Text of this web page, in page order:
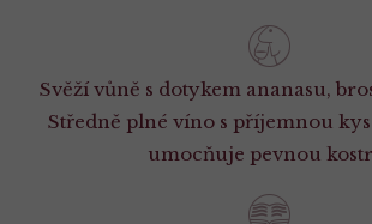
Svěží vůně s dotykem ananasu,
Středně plné víno s příjemnou
umocňuje pevnou